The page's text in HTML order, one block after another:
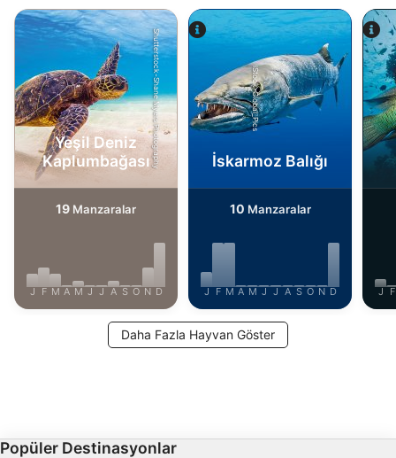
Shutterstock-Shane Myers Photography
Yeşil Deniz
Kaplumbağası
19 Manzaralar
J F M A M J J A S O N D
iStock-Global_Pics
İskarmoz Balığı
10 Manzaralar
J F M A M J J A S O N D J F
Daha Fazla Hayvan Göster
Popüler Destinasyonlar
Kişiselleştirilmiş reklam seçmek için
profilleri kullanmak
İçeriği kişiselleştirmek için profiller
oluşturmak
Kişiselleştirilmiş içerik seçmek için profilleri
kullanmak
Reklam performansını ölçmek
İçerik performansını ölçmek
verilerin bileşimleri yoluyla hedef kitleleri
anlamak
Hizmetleri geliştirmek ve iyileştirmek
Aktif olarak talep edilen bilgilere dayanarak